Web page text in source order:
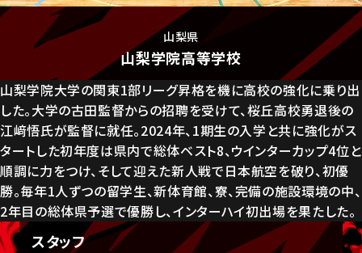
山梨県
山梨学院高等学校
山梨学院大学の関東1部リーグ昇格を機に高校の強化に乗り出
した。大学の古田監督からの招聘を受けて、桜丘高校勇退後の
江﨑悟氏が監督に就任。2024年、1期生の入学と共に強化がス
タートした初年度は県内で総体ベスト8、ウインターカップ4位と
順調に力をつけ、そして迎えた新人戦で日本航空を破り、初優
勝。毎年1人ずつの留学生、新体育館、寮、完備の施設環境の中、
2年目の総体県予選で優勝し、インターハイ初出場を果たした。
スタッフ